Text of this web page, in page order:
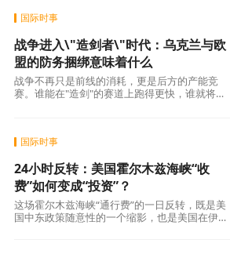
国际时事
战争进入\"造剑者\"时代：乌克兰与欧
盟的防务捆绑意味着什么
战争不再只是前线的消耗，更是后方的产能竞
赛。谁能在"造剑"的赛道上跑得更快，谁就将在
国际时事
24小时反转：美国霍尔木兹海峡“收
费”如何变成“投资”？
这场霍尔木兹海峡“通行费”的一日反转，既是美
国中东政策随意性的一个缩影，也是美国在伊朗